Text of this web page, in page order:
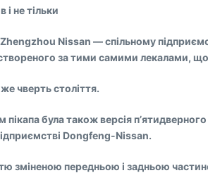
і не тільки
Nissan — спільному
за тими самими лекалами,
чверть століття.
була також версія
Dongfeng-Nissan.
зміненою передньою і задньою